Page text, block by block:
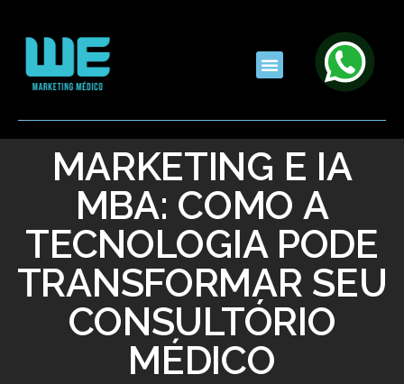
MARKETING E IA
MBA: COMO A
TECNOLOGIA PODE
TRANSFORMAR SEU
CONSULTÓRIO
MÉDICO